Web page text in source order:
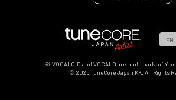
EN
※ VOCALOID and VOCALO are trademarks of
© 2026TuneCore Japan KK. All Rights